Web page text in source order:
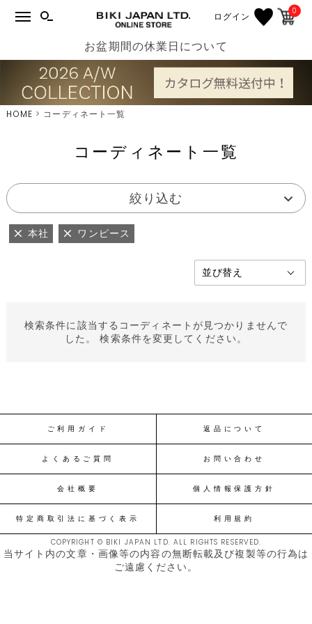
ログイン 0
お盆期間の休業日について
HOME コーディネート一覧
コーディネート一覧
絞り込む
本社 ワンピース
検索条件に該当するコーディネートが見つかりませんで
した。 検索条件を変更してください。
ご利用ガイド 返品について
よくあるご質問 お問い合わせ
会社概要 個人情報保護方針
特定商取引法に基づく表示 利用規約
COPYRIGHT © BIKI JAPAN LTD. ALL RIGHTS RESERVED.
当サイト内の文章・画像等の内容の無断転載及び複製等の行為は
ご遠慮ください。